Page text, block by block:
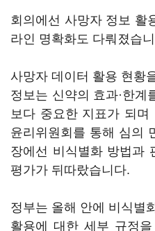
회의에선 사망자 정보 활
라인 명확화도 다뤄졌습
사망자 데이터 활용 현황
정보는 신약의 효과·한계
보다 중요한 지표가 되며
윤리위원회를 통해 심의
장에선 비식별화 방법과
평가가 뒤따랐습니다.
정부는 올해 안에 비식별
활용에 대한 세부 규정을